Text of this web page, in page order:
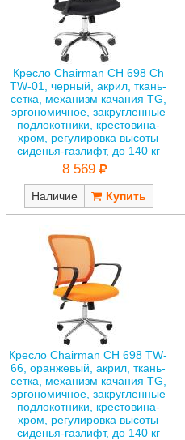
Кресло Chairman CH 698 Ch
TW-01, черный, акрил, ткань-
сетка, механизм качания TG,
эргономичное, закругленные
подлокотники, крестовина-
хром, регулировка высоты
сиденья-газлифт, до 140 кг
8 569
Наличие
Кресло Chairman CH 698 TW-
66, оранжевый, акрил, ткань-
сетка, механизм качания TG,
эргономичное, закругленные
подлокотники, крестовина-
хром, регулировка высоты
сиденья-газлифт, до 140 кг